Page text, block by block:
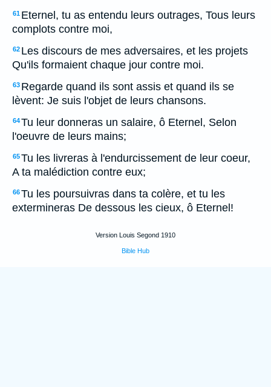
61 Eternel, tu as entendu leurs outrages, Tous leurs
complots contre moi,
62 Les discours de mes adversaires, et les projets
Qu'ils formaient chaque jour contre moi.
63 Regarde quand ils sont assis et quand ils se
lèvent: Je suis l'objet de leurs chansons.
64Tu leur donneras un salaire, ô Eternel, Selon
l'oeuvre de leurs mains;
65Tu les livreras à l'endurcissement de leur coeur,
A ta malédiction contre eux;
66Tu les poursuivras dans ta colère, et tu les
extermineras De dessous les cieux, ô Eternel!
Version Louis Segond 1910
Bible Hub